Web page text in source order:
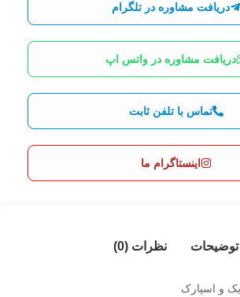
دریافت مشاوره در تلگرام
دریافت مشاوره در واتس اپ
تماس با تلفن ثابت
اینستاگرام ما
توضیحات نظرات (0)